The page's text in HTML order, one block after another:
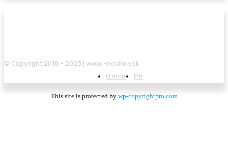
© Copyright 2018 - 2023 | www.i-novinky.sk
O mne
PR
This site is protected by wp-copyrightpro.com